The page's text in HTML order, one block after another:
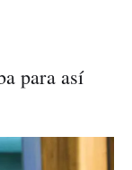
para así